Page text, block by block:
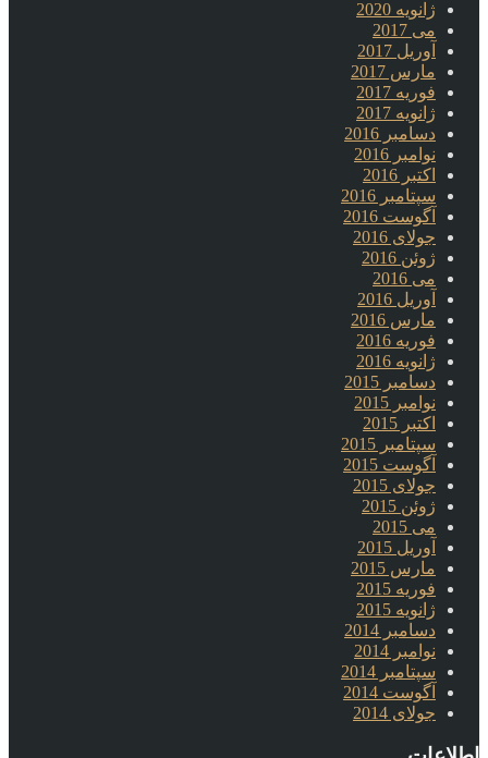
ژانویه 2020
می 2017
آوریل 2017
مارس 2017
فوریه 2017
ژانویه 2017
دسامبر 2016
نوامبر 2016
اکتبر 2016
سپتامبر 2016
آگوست 2016
جولای 2016
ژوئن 2016
می 2016
آوریل 2016
مارس 2016
فوریه 2016
ژانویه 2016
دسامبر 2015
نوامبر 2015
اکتبر 2015
سپتامبر 2015
آگوست 2015
جولای 2015
ژوئن 2015
می 2015
آوریل 2015
مارس 2015
فوریه 2015
ژانویه 2015
دسامبر 2014
نوامبر 2014
سپتامبر 2014
آگوست 2014
جولای 2014